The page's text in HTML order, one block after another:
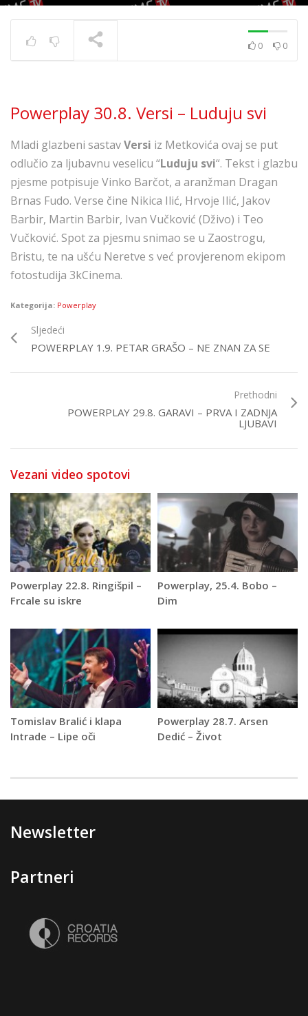
0 0
Powerplay 30.8. Versi – Luduju svi
Mladi glazbeni sastavVersi iz Metkovića ovaj se put
odlučio za ljubavnu veselicu “Luduju svi“. Tekst i glazbu
pjesme potpisuje Vinko Barčot, a aranžman Dragan
Brnas Fudo. Verse čine Nikica Ilić, Hrvoje Ilić, Jakov
Barbir, Martin Barbir, Ivan Vučković (Dživo) i Teo
Vučković. Spot za pjesmu snimao se u Zaostrogu,
Bristu, te na ušću Neretve s već provjerenom ekipom
fotostudija 3kCinema.
Kategorija: Powerplay
Sljedeći
POWERPLAY 1.9. PETAR GRAŠO – NE ZNAN ZA SE
Prethodni
POWERPLAY 29.8. GARAVI – PRVA I ZADNJA
LJUBAVI
Vezani video spotovi
Powerplay 22.8. Ringišpil –
Frcale su iskre
Powerplay, 25.4. Bobo –
Dim
Tomislav Bralić i klapa
Intrade – Lipe oči
Powerplay 28.7. Arsen
Dedić – Život
Newsletter
Partneri